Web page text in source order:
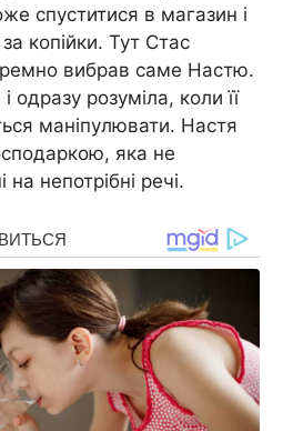
спуститися в магазин і
копійки. Тут Стас
вибрав саме Настю.
одразу розуміла, коли її
маніпyлювати. Настя
яка не
непотрібні речі.